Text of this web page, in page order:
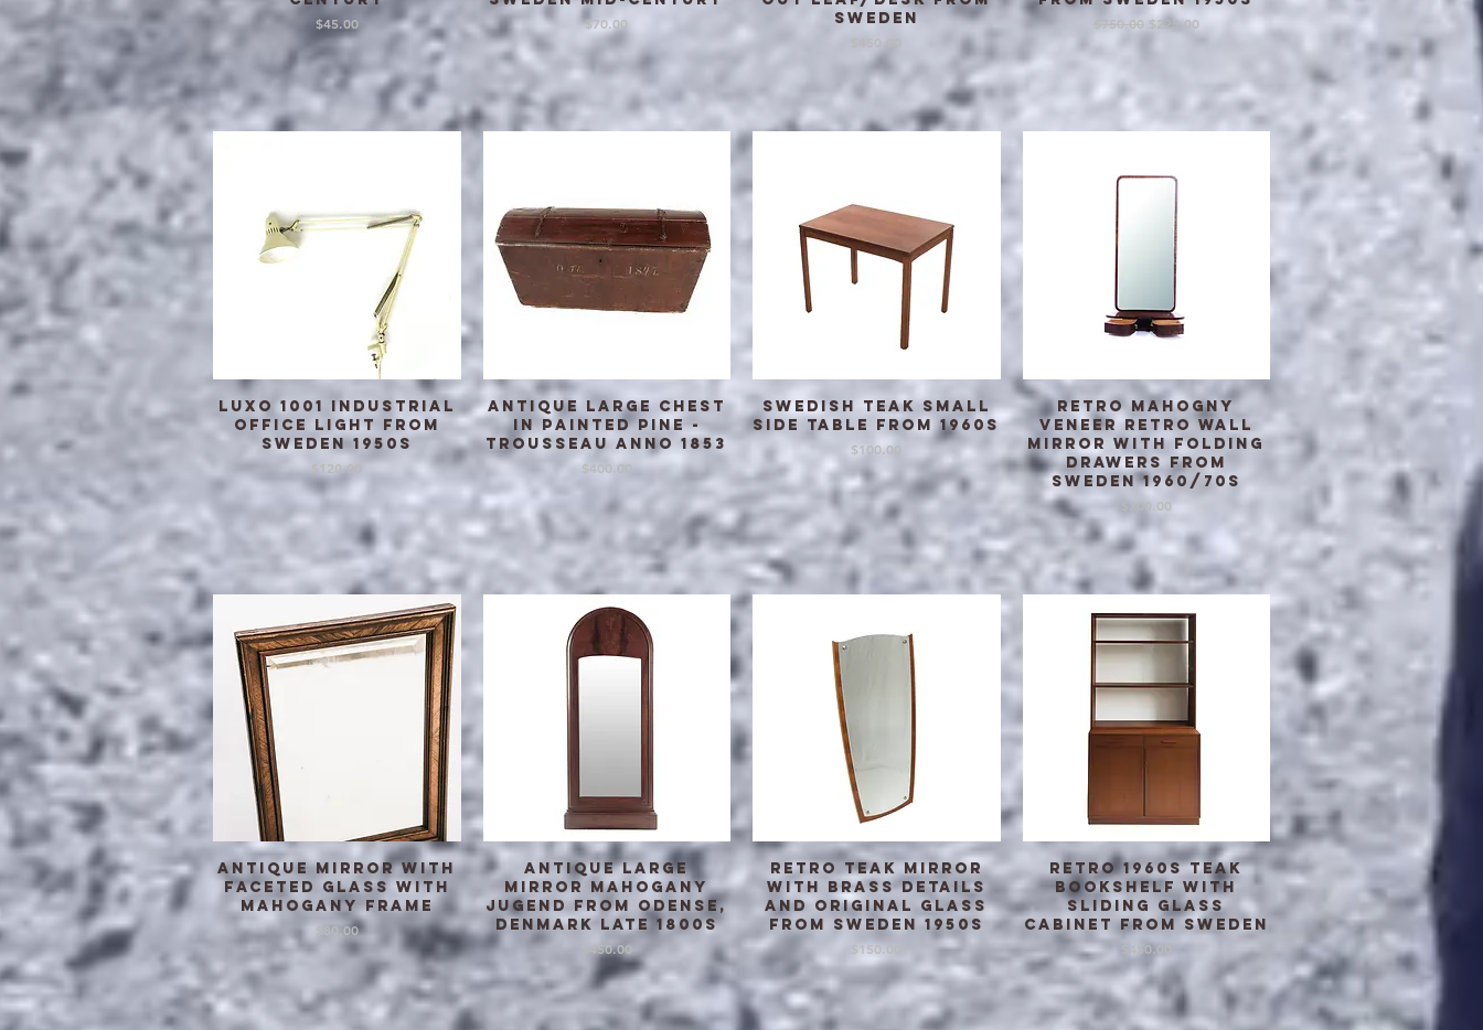
価格
$45.00 価格
$70.00
Sweden
価格
$450.00
通常価格
$750.00 セール価格
$225.00
クイックビュー
LUXO 1001 industrial
office light from
Sweden 1950s
価格
$120.00
クイックビュー
Antique large Chest
in painted Pine -
Trousseau anno 1853
価格
$400.00
クイックビュー
Swedish Teak small
side table from 1960s
価格
$100.00
クイックビュー
Retro Mahogny
veneer retro wall
mirror with folding
drawers from
Sweden 1960/70s
価格
$200.00
クイックビュー
Antique Mirror with
Faceted glass with
Mahogany Frame
$80.00
クイックビュー
Antique Large
Mirror Mahogany
Jugend from Odense,
Denmark late 1800s
価格
$450.00
クイックビュー
Retro teak mirror
with brass details
and original glass
from Sweden 1950s
価格
$150.00
クイックビュー
Retro 1960s teak
Bookshelf with
sliding Glass
cabinet from Sweden
価格
$450.00